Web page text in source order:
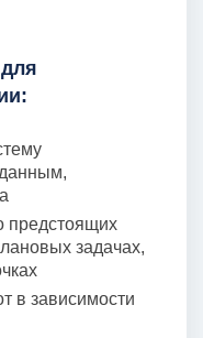
предстоящих
задачах,
в зависимости